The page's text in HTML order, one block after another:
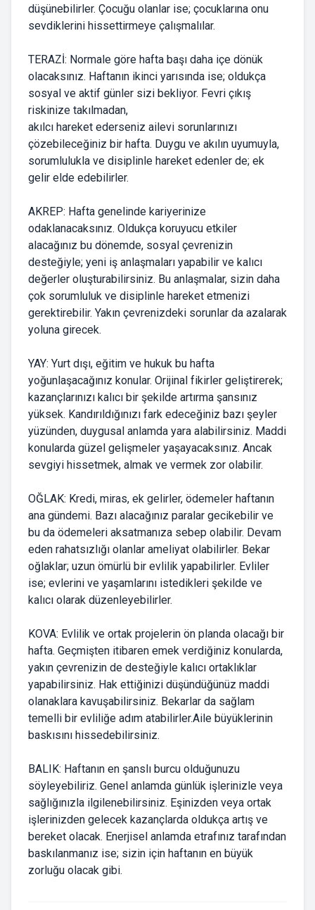
düşünebilirler. Çocuğu olanlar ise; çocuklarına onu
sevdiklerini hissettirmeye çalışmalılar.
TERAZİ: Normale göre hafta başı daha içe dönük
olacaksınız. Haftanın ikinci yarısında ise; oldukça
sosyal ve aktif günler sizi bekliyor. Fevri çıkış
riskinize takılmadan,
akılcı hareket ederseniz ailevi sorunlarınızı
çözebileceğiniz bir hafta. Duygu ve akılın uyumuyla,
sorumlulukla ve disiplinle hareket edenler de; ek
gelir elde edebilirler.
AKREP: Hafta genelinde kariyerinize
odaklanacaksınız. Oldukça koruyucu etkiler
alacağınız bu dönemde, sosyal çevrenizin
desteğiyle; yeni iş anlaşmaları yapabilir ve kalıcı
değerler oluşturabilirsiniz. Bu anlaşmalar, sizin daha
çok sorumluluk ve disiplinle hareket etmenizi
gerektirebilir. Yakın çevrenizdeki sorunlar da azalarak
yoluna girecek.
YAY: Yurt dışı, eğitim ve hukuk bu hafta
yoğunlaşacağınız konular. Orijinal fikirler geliştirerek;
kazançlarınızı kalıcı bir şekilde artırma şansınız
yüksek. Kandırıldığınızı fark edeceğiniz bazı şeyler
yüzünden, duygusal anlamda yara alabilirsiniz. Maddi
konularda güzel gelişmeler yaşayacaksınız. Ancak
sevgiyi hissetmek, almak ve vermek zor olabilir.
OĞLAK: Kredi, miras, ek gelirler, ödemeler haftanın
ana gündemi. Bazı alacağınız paralar gecikebilir ve
bu da ödemeleri aksatmanıza sebep olabilir. Devam
eden rahatsızlığı olanlar ameliyat olabilirler. Bekar
oğlaklar; uzun ömürlü bir evlilik yapabilirler. Evliler
ise; evlerini ve yaşamlarını istedikleri şekilde ve
kalıcı olarak düzenleyebilirler.
KOVA: Evlilik ve ortak projelerin ön planda olacağı bir
hafta. Geçmişten itibaren emek verdiğiniz konularda,
yakın çevrenizin de desteğiyle kalıcı ortaklıklar
yapabilirsiniz. Hak ettiğinizi düşündüğünüz maddi
olanaklara kavuşabilirsiniz. Bekarlar da sağlam
temelli bir evliliğe adım atabilirler.Aile büyüklerinin
baskısını hissedebilirsiniz.
BALIK: Haftanın en şanslı burcu olduğunuzu
söyleyebiliriz. Genel anlamda günlük işlerinizle veya
sağlığınızla ilgilenebilirsiniz. Eşinizden veya ortak
işlerinizden gelecek kazançlarda oldukça artış ve
bereket olacak. Enerjisel anlamda etrafınız tarafından
baskılanmanız ise; sizin için haftanın en büyük
zorluğu olacak gibi.